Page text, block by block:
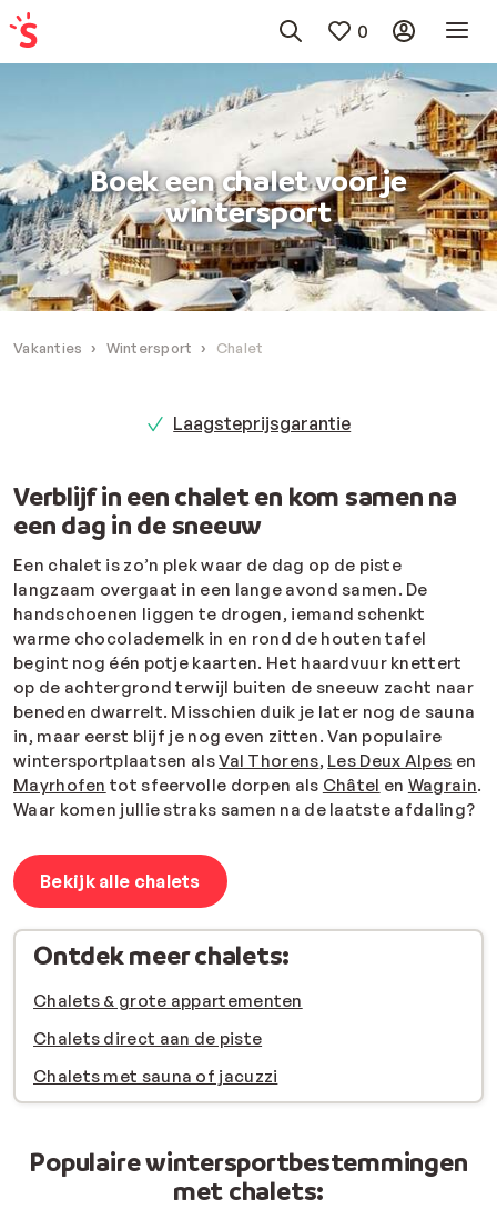
0
Boek een chalet voor je
wintersport
Vakanties Wintersport Chalet
Laagsteprijsgarantie
Verblijf in een chalet en kom samen na
een dag in de sneeuw
Een chalet is zo’n plek waar de dag op de piste
langzaam overgaat in een lange avond samen. De
handschoenen liggen te drogen, iemand schenkt
warme chocolademelk in en rond de houten tafel
begint nog één potje kaarten. Het haardvuur knettert
op de achtergrond terwijl buiten de sneeuw zacht naar
beneden dwarrelt. Misschien duik je later nog de sauna
in, maar eerst blijf je nog even zitten. Van populaire
wintersportplaatsen alsVal Thorens, Les Deux Alpes en
Mayrhofen tot sfeervolle dorpen als Châtel en Wagrain.
Waar komen jullie straks samen na de laatste afdaling?
Bekijk alle chalets
Ontdek meer chalets:
Chalets & grote appartementen
Chalets direct aan de piste
Chalets met sauna of jacuzzi
Populaire wintersportbestemmingen
met chalets: